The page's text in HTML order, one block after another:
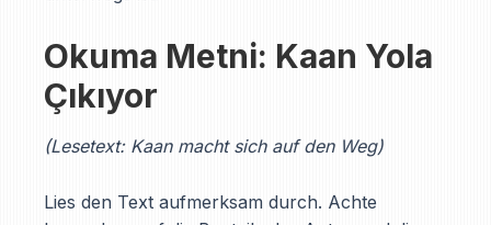
Okuma Metni: Kaan Yola
Çıkıyor
(Lesetext: Kaan macht sich auf den Weg)
Lies den Text aufmerksam durch. Achte